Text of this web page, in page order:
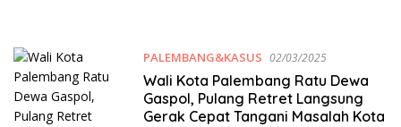
PALEMBANG&KASUS 02/03/2025
Wali Kota Palembang Ratu Dewa
Gaspol, Pulang Retret Langsung
Gerak Cepat Tangani Masalah Kota